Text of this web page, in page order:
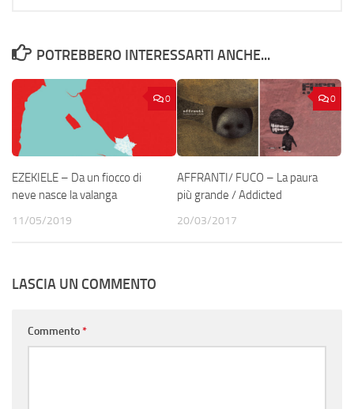
POTREBBERO INTERESSARTI ANCHE...
0
EZEKIELE – Da un fiocco di
neve nasce la valanga
11/05/2019
0
AFFRANTI/ FUCO – La paura
più grande / Addicted
20/03/2017
LASCIA UN COMMENTO
Commento*